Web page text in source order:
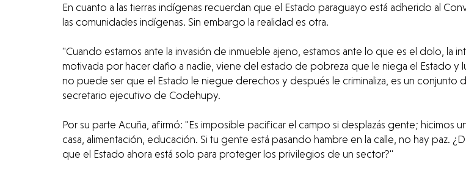
En cuanto a las tierras indígenas recuerdan que el Estado paraguayo está adherido al
las comunidades indígenas. Sin embargo la realidad es otra.
"Cuando estamos ante la invasión de inmueble ajeno, estamos ante lo que es el dolo, la
motivada por hacer daño a nadie, viene del estado de pobreza que le niega el Estado
no puede ser que el Estado le niegue derechos y después le criminaliza, es un
secretario ejecutivo de Codehupy.
Por su parte Acuña, afirmó: "Es imposible pacificar el campo si desplazás gente; hicimos
casa, alimentación, educación. Si tu gente está pasando hambre en la calle, no hay paz.
que el Estado ahora está solo para proteger los privilegios de un sector?"